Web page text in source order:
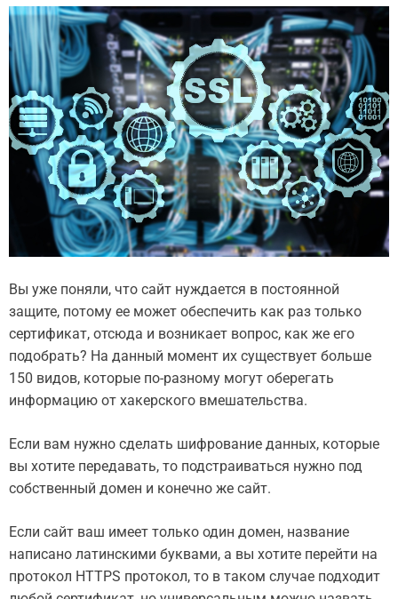
Вы уже поняли, что сайт нуждается в постоянной
защите, потому ее может обеспечить как раз только
сертификат, отсюда и возникает вопрос, как же его
подобрать? На данный момент их существует больше
150 видов, которые по-разному могут оберегать
информацию от хакерского вмешательства.
Если вам нужно сделать шифрование данных, которые
вы хотите передавать, то подстраиваться нужно под
собственный домен и конечно же сайт.
Если сайт ваш имеет только один домен, название
написано латинскими буквами, а вы хотите перейти на
протокол HTTPS протокол, то в таком случае подходит